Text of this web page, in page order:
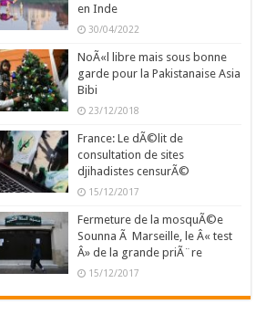
en Inde
30/04/2022
NoÃ«l libre mais sous bonne
garde pour la Pakistanaise Asia
Bibi
23/12/2018
France: Le dÃ©lit de
consultation de sites
djihadistes censurÃ©
15/12/2017
Fermeture de la mosquÃ©e
Sounna Ã Marseille, le Â« test
Â» de la grande priÃ¨re
15/12/2017